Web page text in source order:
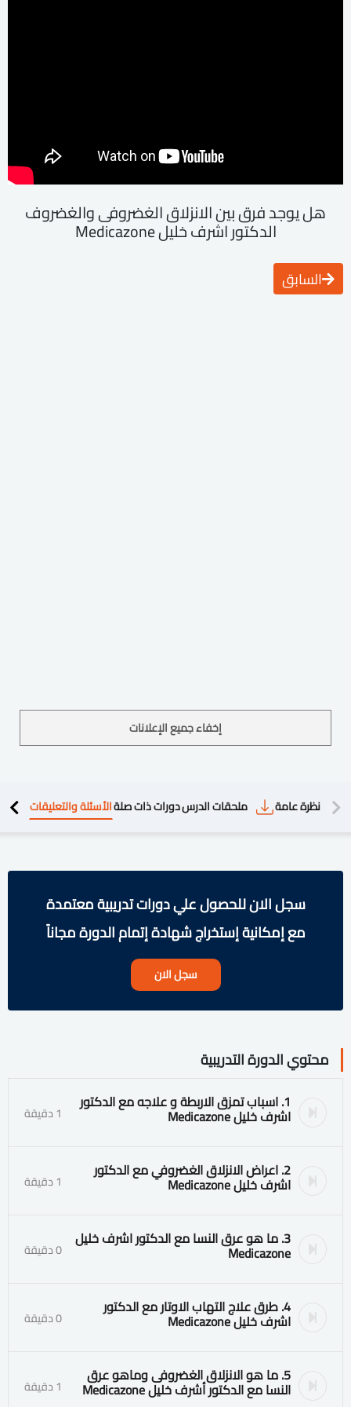
هل يوجد فرق بين الانزلاق الغضروفى والغضروف
الدكتور اشرف خليل Medicazone
السابق
إخفاء جميع الإعلانات
نظرة عامة ملحقات الدرسدورات ذات صلةالأسئلة والتعليقات
سجل الان للحصول علي دورات تدريبية معتمدة
مع إمكانية إستخراج شهادة إتمام الدورة مجاناً
سجل الان
محتوي الدورة التدريبية
1. اسباب تمزق الاربطة و علاجه مع الدكتور
اشرف خليل Medicazone 1 دقيقة
2. اعراض الانزلاق الغضروفي مع الدكتور
اشرف خليل Medicazone 1 دقيقة
3. ما هو عرق النسا مع الدكتور اشرف خليل
Medicazone 0 دقيقة
4. طرق علاج التهاب الاوتار مع الدكتور
اشرف خليل Medicazone 0 دقيقة
5. ما هو الانزلاق الغضروفى وماهو عرق
النسا مع الدكتور أشرف خليل Medicazone 1 دقيقة